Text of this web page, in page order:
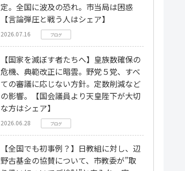
定。全国に波及の恐れ。市当局は困惑
【言論弾圧と戦う人はシェア】
2026.07.16 ブログ
【国家を滅ぼす者たちへ】皇族数確保の
危機、典範改正に暗雲。野党５党、すべ
ての審議に応じない方針。定数削減など
の影響。【国会議員より天皇陛下が大切
な方はシェア】
2026.06.28 ブログ
【全国でも初事例？】日教組に対し、辺
野古基金の協賛について、市教委が”取